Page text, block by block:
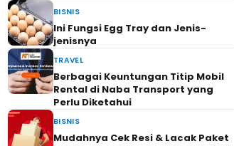
BISNIS
Ini Fungsi Egg Tray dan Jenis-
jenisnya
TRAVEL
Berbagai Keuntungan Titip Mobil
Rental di Naba Transport yang
Perlu Diketahui
BISNIS
Mudahnya Cek Resi & Lacak Paket